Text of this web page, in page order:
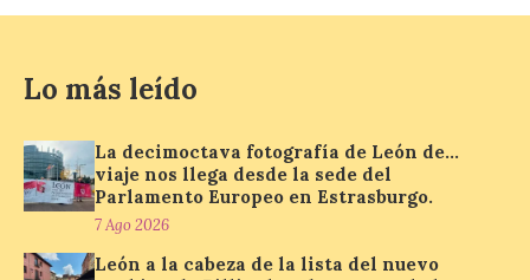
que permite conocer la
posición exacta del Sol y
así localizar el lugar ideal
para observar el eclipse
solar del 12 de agosto de 2026 sin
obstáculos. El visor es una herramienta a
la […]
Lo más leído
La decimoctava fotografía de León de…
viaje nos llega desde la sede del
Parlamento Europeo en Estrasburgo.
7 Ago 2026
León a la cabeza de la lista del nuevo